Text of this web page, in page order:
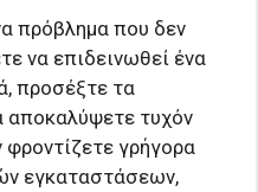
πρόβλημα που δεν
να επιδεινωθεί ένα
προσέξτε τα
αποκαλύψετε τυχόν
γρήγορα
εγκαταστάσεων,